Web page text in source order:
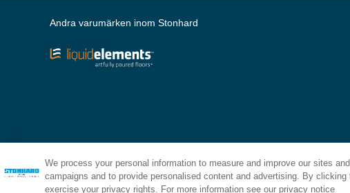
Andra varumärken inom Stonhard
We process your personal information to measure and improve our sites
campaigns and to provide personalised content and advertising. By
exercise your privacy rights. For more information see our privacy notice